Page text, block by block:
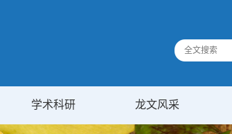
学术科研 龙文风采